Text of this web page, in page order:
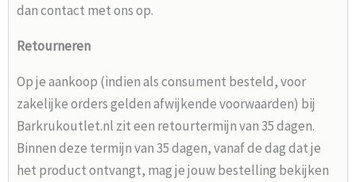
dan contact met ons op.
Retourneren
Op je aankoop (indien als consument besteld, voor
zakelijke orders gelden afwijkende voorwaarden) bij
Barkrukoutlet.nl zit een retourtermijn van 35 dagen.
Binnen deze termijn van 35 dagen, vanaf de dag dat je
het product ontvangt, mag je jouw bestelling bekijken